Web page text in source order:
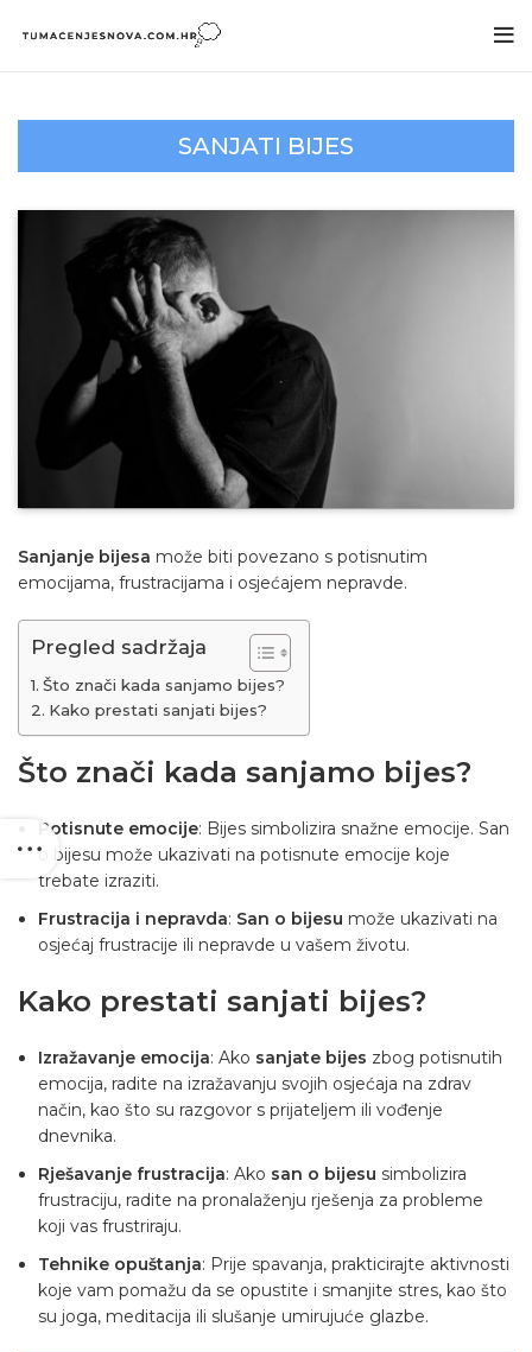
SANJATI BIJES
Sanjanje bijesa može biti povezano s potisnutim
emocijama, frustracijama i osjećajem nepravde.
Pregled sadržaja
Što znači kada sanjamo bijes?
Kako prestati sanjati bijes?
Što znači kada sanjamo bijes?
Potisnute emocije: Bijes simbolizira snažne emocije. San
o bijesu može ukazivati na potisnute emocije koje
trebate izraziti.
Frustracija i nepravda: San o bijesu može ukazivati na
osjećaj frustracije ili nepravde u vašem životu.
Kako prestati sanjati bijes?
Izražavanje emocija: Ako sanjate bijes zbog potisnutih
emocija, radite na izražavanju svojih osjećaja na zdrav
način, kao što su razgovor s prijateljem ili vođenje
dnevnika.
Rješavanje frustracija: Ako san o bijesu simbolizira
frustraciju, radite na pronalaženju rješenja za probleme
koji vas frustriraju.
Tehnike opuštanja: Prije spavanja, prakticirajte aktivnosti
koje vam pomažu da se opustite i smanjite stres, kao što
su joga, meditacija ili slušanje umirujuće glazbe.